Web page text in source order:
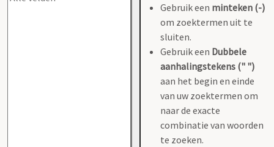
Gebruik een minteken (-)
om zoektermen uit te
sluiten.
Gebruik een Dubbele
aanhalingstekens (" ")
aan het begin en einde
van uw zoektermen om
naar de exacte
combinatie van woorden
te zoeken.